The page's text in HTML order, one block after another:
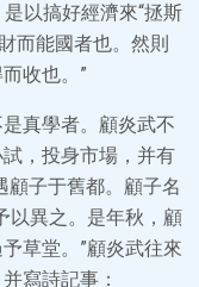
以搞好經濟來“拯斯
而能國者也。然則
收也。”
真學者。顧炎武不
，投身市場，并有
顧子于舊都。顧子名
以異之。是年秋，顧
草堂。”顧炎武往來
寫詩記事：